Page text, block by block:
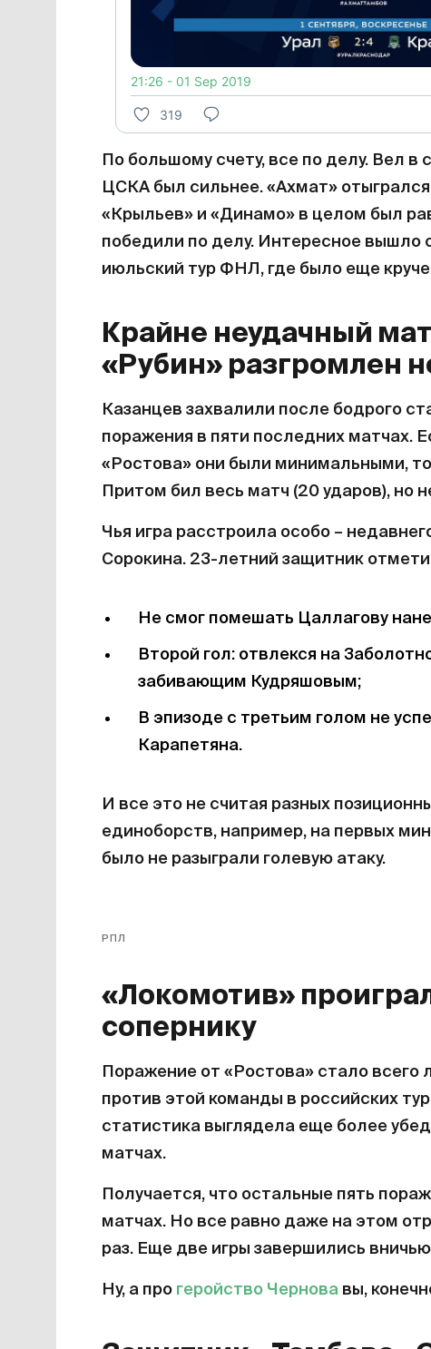
21:26 - 01 Sep 2019
319
По большому счету, все по делу. Вел в
ЦСКА был сильнее. «Ахмат»
«Крыльев» и «Динамо» в целом был
победили по делу. Интересное вышло
июльский тур ФНЛ, где было еще круче
Крайне неудачный
«Рубин» разгромлен
Казанцев захвалили после бодрого
поражения в пяти последних матчах.
«Ростова» они были минимальными,
Притом бил весь матч (20 ударов), но
Чья игра расстроила особо –
Сорокина. 23-летний защитник
Не смог помешать Цаллагову
Второй гол: отвлекся на
забивающим Кудряшовым;
В эпизоде с третьим голом не
Карапетяна.
И все это не считая разных
единоборств, например, на первых
было не разыграли голевую атаку.
«Локомотив»